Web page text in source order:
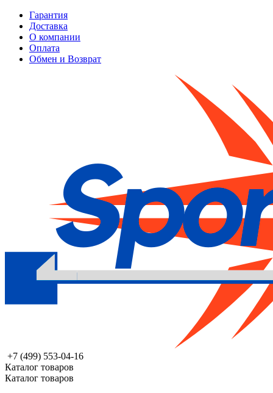
Гарантия
Доставка
О компании
Оплата
Обмен и Возврат
+7 (499) 553-04-16
Каталог товаров
Каталог товаров